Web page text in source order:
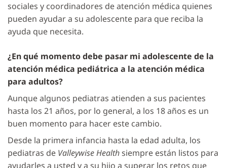
sociales y coordinadores de atención médica quienes
pueden ayudar a su adolescente para que reciba la
ayuda que necesita.
¿En qué momento debe pasar mi adolescente de la
atención médica pediátrica a la atención médica
para adultos?
Aunque algunos pediatras atienden a sus pacientes
hasta los 21 años, por lo general, a los 18 años es un
buen momento para hacer este cambio.
Desde la primera infancia hasta la edad adulta, los
pediatras de Valleywise Healthsiempre están listos para
ayudarles a usted y a su hijo a superar los retos que